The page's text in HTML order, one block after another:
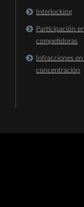
Interlocking
Participación
competidoras
Infracciones
concentración